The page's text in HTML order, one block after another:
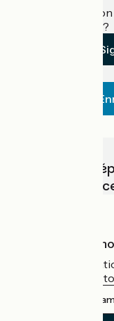
Une
établissement ?
Choisissez,
vélo avec
Qui sommes-
L'association
guide officiel du